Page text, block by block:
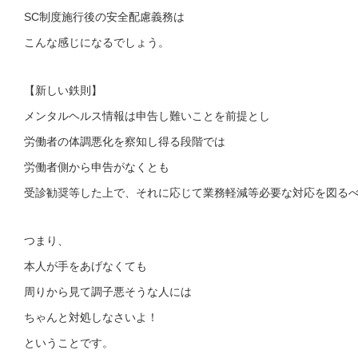
SC制度施行後の安全配慮義務は
こんな感じになるでしょう。
【新しい鉄則】
メンタルヘルス情報は申告し難いことを前提とし
労働者の体調悪化を察知し得る段階では
労働者側から申告がなくとも
受診勧奨等した上で、それに応じて業務軽減等必要な対応を図る
つまり、
本人が手をあげなくても
周りから見て調子悪そうな人には
ちゃんと対処しなさいよ！
ということです。